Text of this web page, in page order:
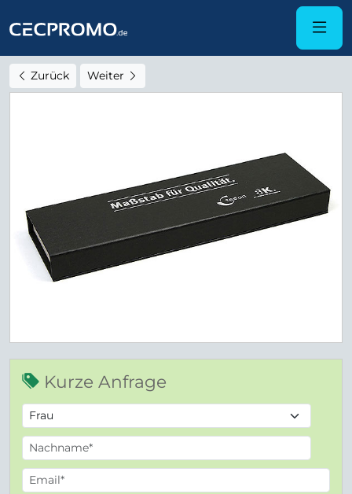
Zurück Weiter
Kurze Anfrage